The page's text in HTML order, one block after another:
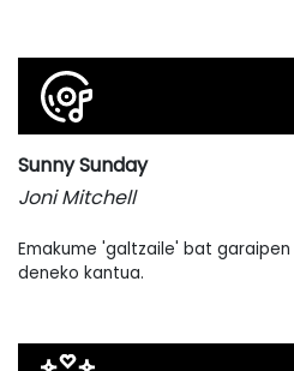
Sunny Sunday
Joni Mitchell
Emakume 'galtzaile' bat
deneko kantua.